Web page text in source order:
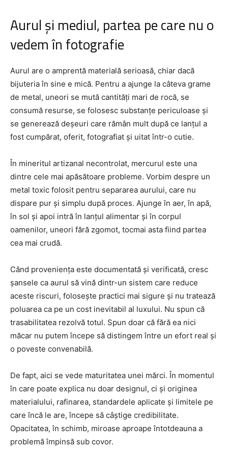
Aurul și mediul, partea pe care nu o
vedem în fotografie
Aurul are o amprentă materială serioasă, chiar dacă
bijuteria în sine e mică. Pentru a ajunge la câteva grame
de metal, uneori se mută cantități mari de rocă, se
consumă resurse, se folosesc substanțe periculoase și
se generează deșeuri care rămân mult după ce lanțul a
fost cumpărat, oferit, fotografiat și uitat într-o cutie.
În mineritul artizanal necontrolat, mercurul este una
dintre cele mai apăsătoare probleme. Vorbim despre un
metal toxic folosit pentru separarea aurului, care nu
dispare pur și simplu după proces. Ajunge în aer, în apă,
în sol și apoi intră în lanțul alimentar și în corpul
oamenilor, uneori fără zgomot, tocmai asta fiind partea
cea mai crudă.
Când proveniența este documentată și verificată, cresc
șansele ca aurul să vină dintr-un sistem care reduce
aceste riscuri, folosește practici mai sigure și nu tratează
poluarea ca pe un cost inevitabil al luxului. Nu spun că
trasabilitatea rezolvă totul. Spun doar că fără ea nici
măcar nu putem începe să distingem între un efort real și
o poveste convenabilă.
De fapt, aici se vede maturitatea unei mărci. În momentul
în care poate explica nu doar designul, ci și originea
materialului, rafinarea, standardele aplicate și limitele pe
care încă le are, începe să câștige credibilitate.
Opacitatea, în schimb, miroase aproape întotdeauna a
problemă împinsă sub covor.